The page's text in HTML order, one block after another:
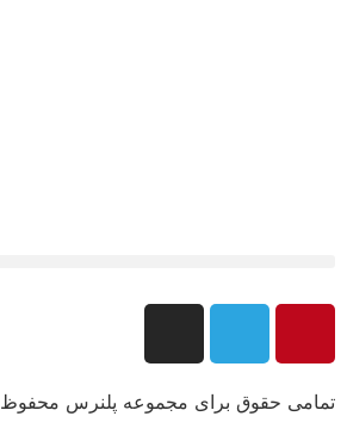
تمامی حقوق برای مجموعه پلنرس